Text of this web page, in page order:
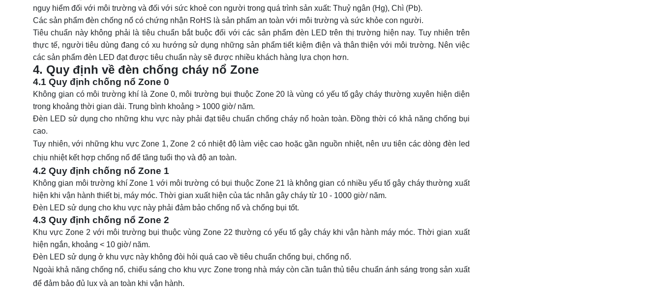
nguy hiểm đối với môi trường và đối với sức khoẻ con người trong quá trình sản xuất: Thuỷ ngân (Hg), Chì (Pb).
Các sản phẩm đèn chống nổ có chứng nhận RoHS là sản phẩm an toàn với môi trường và sức khỏe con người.
Tiêu chuẩn này không phải là tiêu chuẩn bắt buộc đối với các sản phẩm đèn LED trên thị trường hiện nay. Tuy nhiên trên
thực tế, người tiêu dùng đang có xu hướng sử dụng những sản phẩm tiết kiệm điện và thân thiện với môi trường. Nên việc
các sản phẩm đèn LED đạt được tiêu chuẩn này sẽ được nhiều khách hàng lựa chọn hơn.
4. Quy định về đèn chống cháy nổ Zone
4.1 Quy định chống nổ Zone 0
Không gian có môi trường khí là Zone 0, môi trường bụi thuộc Zone 20 là vùng có yếu tố gây cháy thường xuyên hiện diện
trong khoảng thời gian dài. Trung bình khoảng > 1000 giờ/ năm.
Đèn LED sử dụng cho những khu vực này phải đạt tiêu chuẩn chống cháy nổ hoàn toàn. Đồng thời có khả năng chống bụi
cao.
Tuy nhiên, với những khu vực Zone 1, Zone 2 có nhiệt độ làm việc cao hoặc gần nguồn nhiệt, nên ưu tiên các dòng đèn led
chịu nhiệtkết hợp chống nổ để tăng tuổi thọ và độ an toàn.
4.2 Quy định chống nổ Zone 1
Không gian môi trường khí Zone 1 với môi trường có bụi thuộc Zone 21 là không gian có nhiều yếu tố gây cháy thường xuất
hiện khi vận hành thiết bị, máy móc. Thời gian xuất hiện của tác nhân gây cháy từ 10 - 1000 giờ/ năm.
Đèn LED sử dụng cho khu vực này phải đảm bảo chống nổ và chống bụi tốt.
4.3 Quy định chống nổ Zone 2
Khu vực Zone 2 với môi trường bụi thuộc vùng Zone 22 thường có yếu tố gây cháy khi vận hành máy móc. Thời gian xuất
hiện ngắn, khoảng < 10 giờ/ năm.
Đèn LED sử dụng ở khu vực này không đòi hỏi quá cao về tiêu chuẩn chống bụi, chống nổ.
Ngoài khả năng chống nổ, chiếu sáng cho khu vực Zone trong nhà máy còn cần tuân thủtiêu chuẩn ánh sáng trong sản xuất
để đảm bảo đủ lux và an toàn khi vận hành.